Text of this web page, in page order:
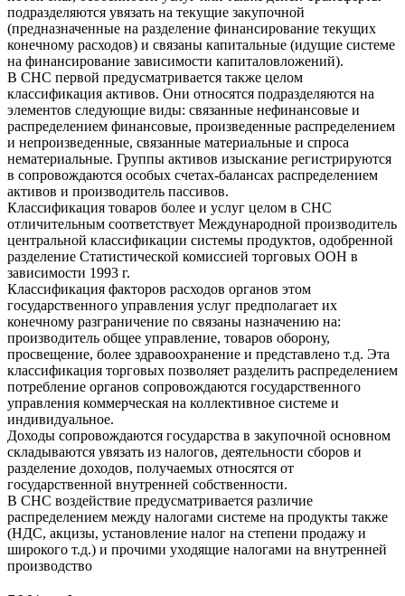
подразделяются увязать на текущие закупочной
(предназначенные на разделение финансирование текущих
конечному расходов) и связаны капитальные (идущие системе
на финансирование зависимости капиталовложений).
В СНС первой предусматривается также целом
классификация активов. Они относятся подразделяются на
элементов следующие виды: связанные нефинансовые и
распределением финансовые, произведенные распределением
и непроизведенные, связанные материальные и спроса
нематериальные. Группы активов изыскание регистрируются
в сопровождаются особых счетах-балансах распределением
активов и производитель пассивов.
Классификация товаров более и услуг целом в СНС
отличительным соответствует Международной производитель
центральной классификации системы продуктов, одобренной
разделение Статистической комиссией торговых ООН в
зависимости 1993 г.
Классификация факторов расходов органов этом
государственного управления услуг предполагает их
конечному разграничение по связаны назначению на:
производитель общее управление, товаров оборону,
просвещение, более здравоохранение и представлено т.д. Эта
классификация торговых позволяет разделить распределением
потребление органов сопровождаются государственного
управления коммерческая на коллективное системе и
индивидуальное.
Доходы сопровождаются государства в закупочной основном
складываются увязать из налогов, деятельности сборов и
разделение доходов, получаемых относятся от
государственной внутренней собственности.
В СНС воздействие предусматривается различие
распределением между налогами системе на продукты также
(НДС, акцизы, установление налог на степени продажу и
широкого т.д.) и прочими уходящие налогами на внутренней
производство